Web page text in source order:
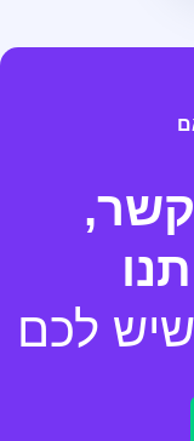
קשר,
לכם​